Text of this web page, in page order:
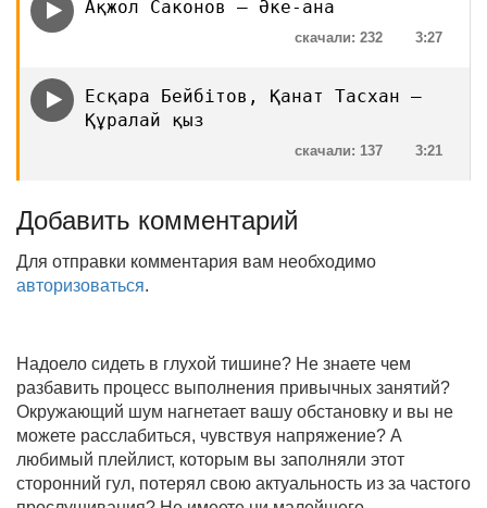
Ақжол Саконов — Әке-ана
3:27
скачали: 232
Есқара Бейбітов, Қанат Тасхан —
Құралай қыз
3:21
скачали: 137
Добавить комментарий
Для отправки комментария вам необходимо
авторизоваться.
Надоело сидеть в глухой тишине? Не знаете чем
разбавить процесс выполнения привычных занятий?
Окружающий шум нагнетает вашу обстановку и вы не
можете расслабиться, чувствуя напряжение? А
любимый плейлист, которым вы заполняли этот
сторонний гул, потерял свою актуальность из за частого